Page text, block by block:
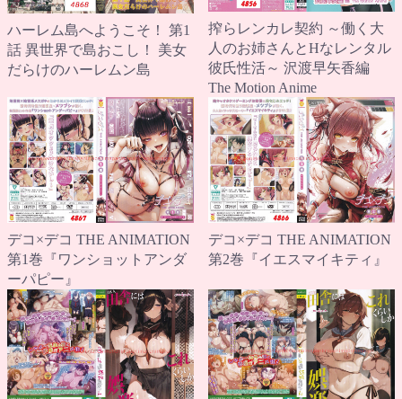
ハーレム島へようこそ！ 第1
話 異世界で島おこし！ 美女
だらけのハーレムン島
搾らレンカレ契約 ～働く大
人のお姉さんとHなレンタル
彼氏性活～ 沢渡早矢香編
The Motion Anime
デコ×デコ THE ANIMATION
第1巻『ワンショットアンダ
ーパピー』
デコ×デコ THE ANIMATION
第2巻『イエスマイキティ』